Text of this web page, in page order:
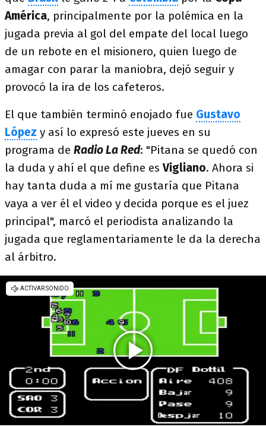
América, principalmente por la polémica en la
jugada previa al gol del empate del local luego
de un rebote en el misionero, quien luego de
amagar con parar la maniobra, dejó seguir y
provocó la ira de los cafeteros.
El que también terminó enojado fue Gustavo
López y así lo expresó este jueves en su
programa de Radio La Red: "Pitana se quedó con
la duda y ahí el que define esVigliano. Ahora si
hay tanta duda a mí me gustaría que Pitana
vaya a ver él el video y decida porque es el juez
principal", marcó el periodista analizando la
jugada que reglamentariamente le da la derecha
al árbitro.